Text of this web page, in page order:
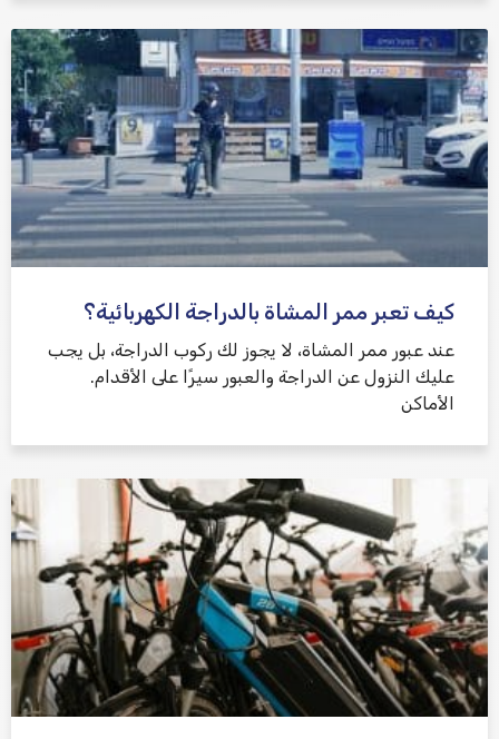
كيف تعبر ممر المشاة بالدراجة الكهربائية؟
عند عبور ممر المشاة، لا يجوز لك ركوب الدراجة، بل يجب
عليك النزول عن الدراجة والعبور سيرًا على الأقدام.
الأماكن